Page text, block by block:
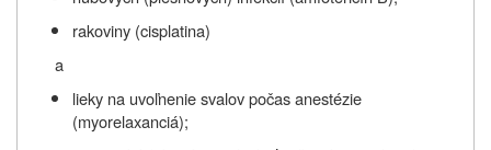
rakoviny (cisplatina)
a
lieky na uvoľnenie svalov počas anestézie
(myorelaxanciá);